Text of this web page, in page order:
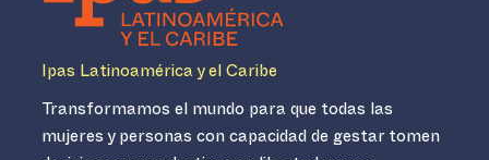
Ipas Latinoamérica y el Caribe
Transformamos el mundo para que todas las
mujeres y personas con capacidad de gestar tomen